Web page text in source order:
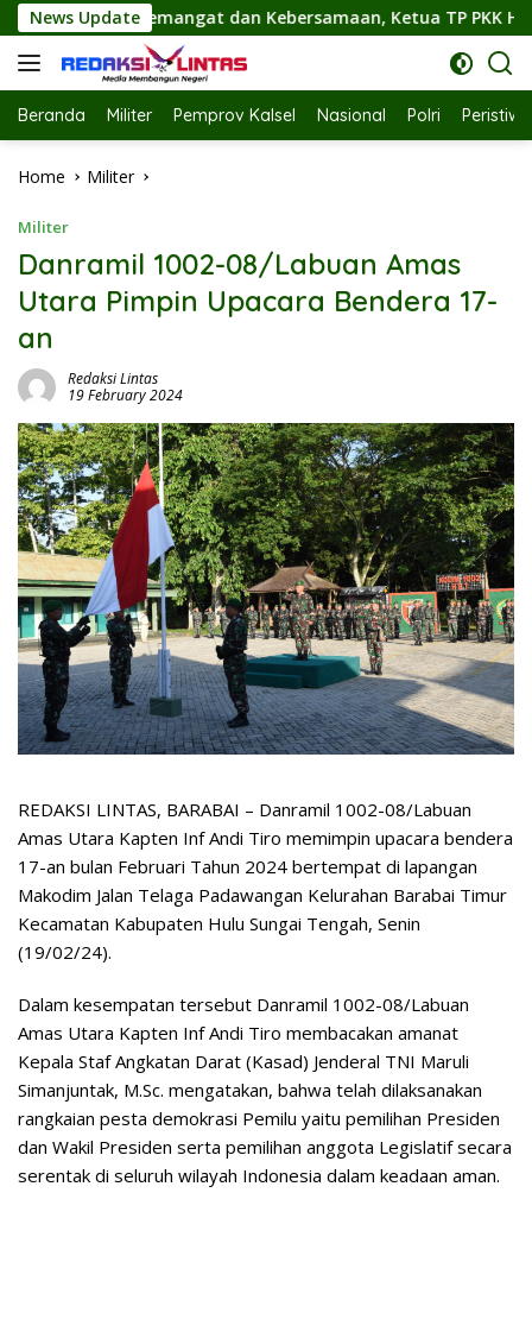
Skip
to
content
News UpdateKetua TP PKK Hj. Fathul Jannah Hadiri
Beranda Militer Pemprov Kalsel Nasional Polri
Home Militer
Militer
Danramil 1002-08/Labuan Amas
Utara Pimpin Upacara Bendera 17-
an
Redaksi Lintas
19 February 2024
REDAKSI LINTAS, BARABAI – Danramil 1002-08/Labuan
Amas Utara Kapten Inf Andi Tiro memimpin upacara bendera
17-an bulan Februari Tahun 2024 bertempat di lapangan
Makodim Jalan Telaga Padawangan Kelurahan Barabai Timur
Kecamatan Kabupaten Hulu Sungai Tengah, Senin
(19/02/24).
Dalam kesempatan tersebut Danramil 1002-08/Labuan
Amas Utara Kapten Inf Andi Tiro membacakan amanat
Kepala Staf Angkatan Darat (Kasad) Jenderal TNI Maruli
Simanjuntak, M.Sc. mengatakan, bahwa telah dilaksanakan
rangkaian pesta demokrasi Pemilu yaitu pemilihan Presiden
dan Wakil Presiden serta pemilihan anggota Legislatif secara
serentak di seluruh wilayah Indonesia dalam keadaan aman.